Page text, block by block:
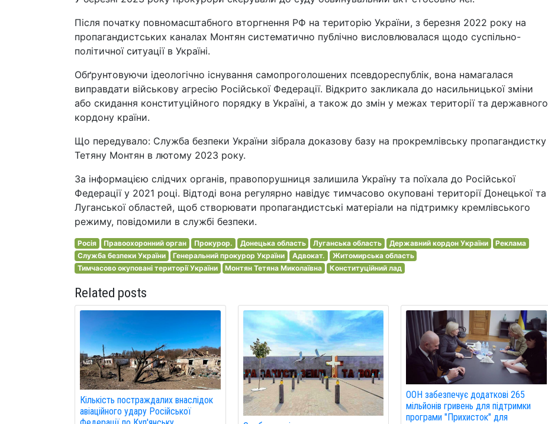
Після початку повномасштабного вторгнення РФ на територію України, з березня 2022 року на
пропагандистських каналах Монтян систематично публічно висловлювалася щодо суспільно-
політичної ситуації в Україні.
Обґрунтовуючи ідеологічно існування самопроголошених псевдореспублік, вона намагалася
виправдати військову агресію Російської Федерації. Відкрито закликала до насильницької зміни
або скидання конституційного порядку в Україні, а також до змін у межах території та державного
кордону країни.
Що передувало: Служба безпеки України зібрала доказову базу на прокремлівську пропагандистку
Тетяну Монтян в лютому 2023 року.
За інформацією слідчих органів, правопорушниця залишила Україну та поїхала до Російської
Федерації у 2021 році. Відтоді вона регулярно навідує тимчасово окуповані території Донецької та
Луганської областей, щоб створювати пропагандистські матеріали на підтримку кремлівського
режиму, повідомили в службі безпеки.
Росія Правоохоронний орган Прокурор. Донецька область Луганська область Державний кордон України
Реклама
Служба безпеки України
Генеральний прокурор України Адвокат.
Житомирська область
Тимчасово окуповані території України
Монтян Тетяна Миколаївна Конституційний лад
Related posts
Кількість постраждалих внаслідок
авіаційного удару Російської
ООН забезпечує додаткові 265
мільйонів гривень для підтримки
програми "Прихисток" для